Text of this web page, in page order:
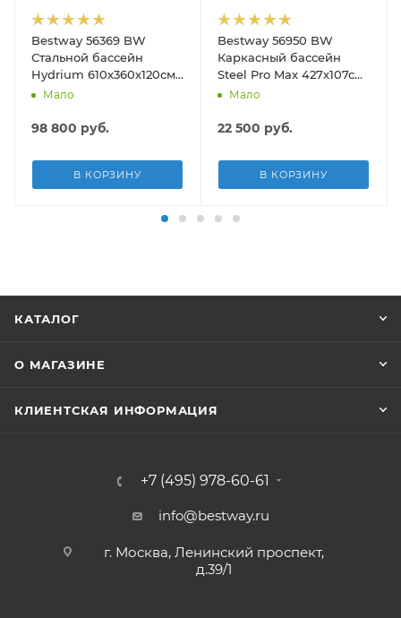
Bestway 56369 BW
Стальной бассейн
Hydrium 610х360х120см,
19929л, песч.фил.-нас
подст.
Мало
98 800 руб.
В КОРЗИНУ
Bestway 56950 BW
Каркасный бассейн
Steel Pro Max 427х107см,
13030л, фил.-насос
Мало
22 500 руб.
В КОРЗИНУ
КАТАЛОГ
О МАГАЗИНЕ
КЛИЕНТСКАЯ ИНФОРМАЦИЯ
+7 (495) 978-60-61
info@bestway.ru
г. Москва, Ленинский проспект,
д.39/1